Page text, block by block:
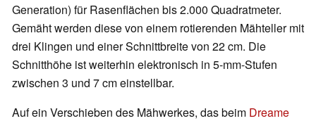
Generation) für Rasenflächen bis 2.000 Quadratmeter.
Gemäht werden diese von einem rotierenden Mähteller mit
drei Klingen und einer Schnittbreite von 22 cm. Die
Schnitthöhe ist weiterhin elektronisch in 5-mm-Stufen
zwischen 3 und 7 cm einstellbar.
Auf ein Verschieben des Mähwerkes, das beim Dreame